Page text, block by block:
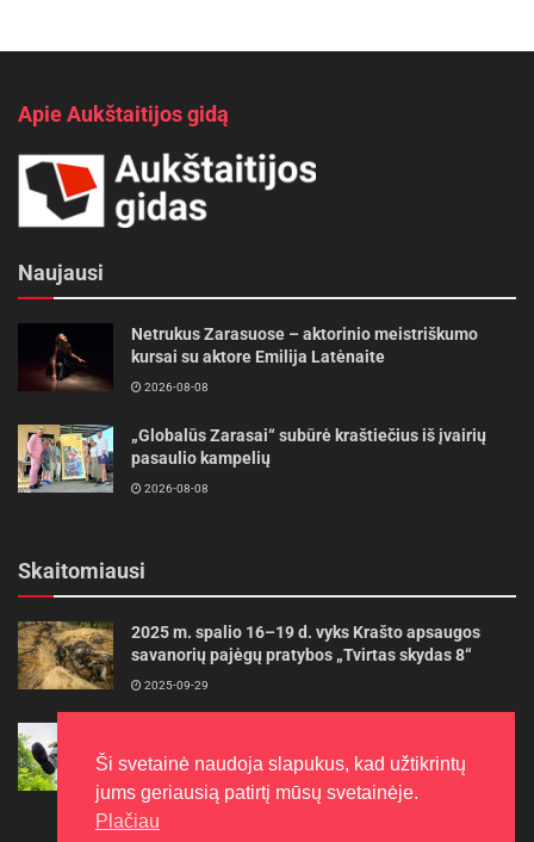
Apie Aukštaitijos gidą
Naujausi
Netrukus Zarasuose – aktorinio meistriškumo
kursai su aktore Emilija Latėnaite
2026-08-08
„Globalūs Zarasai“ subūrė kraštiečius iš įvairių
pasaulio kampelių
2026-08-08
Skaitomiausi
2025 m. spalio 16–19 d. vyks Krašto apsaugos
savanorių pajėgų pratybos „Tvirtas skydas 8“
2025-09-29
ilgiau
2022-06-27
Ši svetainė naudoja slapukus, kad užtikrintų
jums geriausią patirtį mūsų svetainėje.
Plačiau